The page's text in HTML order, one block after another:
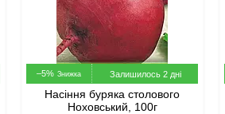
–5% Залишилось 2 дні
Насіння буряка столового
Ноховський, 100г